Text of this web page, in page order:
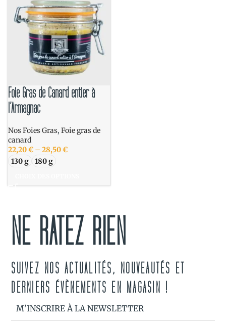
Foie Gras de Canard entier à
l’Armagnac
Nos Foies Gras, Foie gras de
canard
22,20€ – 28,50€
130 g
180 g
NE RATEZ RIEN
SUIVEZ NOS ACTUALITÉS, NOUVEAUTÉS ET
DERNIERS ÉVÈNEMENTS EN MAGASIN !
M'INSCRIRE À LA NEWSLETTER